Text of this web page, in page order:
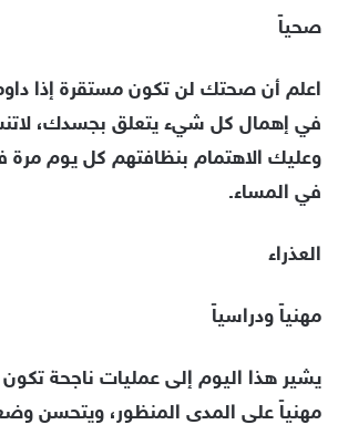
صحياً
اعلم أن صحتك لن تكون مستقرة إذا
في إهمال كل شيء يتعلق بجسدك،
وعليك الاهتمام بنظافتهم كل يوم مرة
في المساء.
العذراء
مهنياً ودراسياً
يشير هذا اليوم إلى عمليات ناجحة
مهنياً على المدى المنظور، ويتحسن